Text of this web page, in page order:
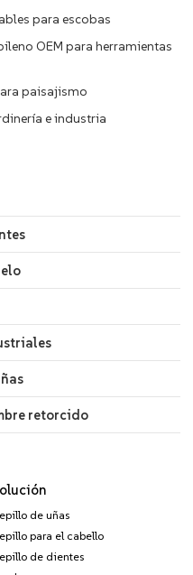
para escobas
OEM para herramientas
paisajismo
e industria
retorcido
de uñas
para el cabello
de dientes